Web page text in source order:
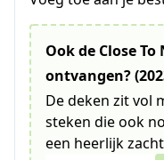
Ook de Close
ontvangen?
De deken zit vol
steken die ook
een heerlijk